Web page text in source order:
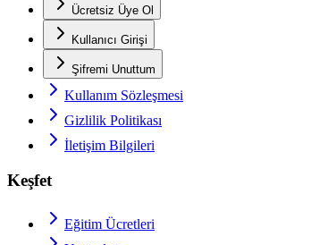
Ücretsiz Üye Ol
Kullanıcı Girişi
Şifremi Unuttum
Kullanım Sözleşmesi
Gizlilik Politikası
İletişim Bilgileri
Keşfet
Eğitim Ücretleri